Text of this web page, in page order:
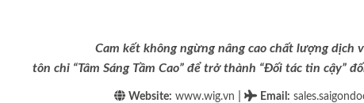
Cam kết không ngừng nâng cao chất lượng dịch
tôn chỉ “Tâm Sáng Tầm Cao” để trở thành “Đối tác tin cậy”
Website: www.wig.vn Email :